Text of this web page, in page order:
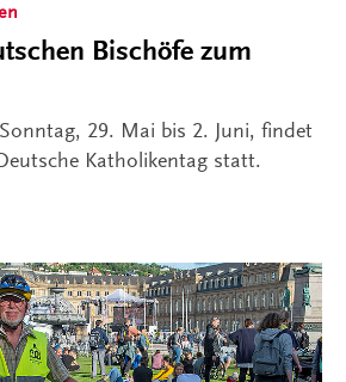
Bischöfe zum
29. Mai bis 2. Juni, findet
Katholikentag statt.